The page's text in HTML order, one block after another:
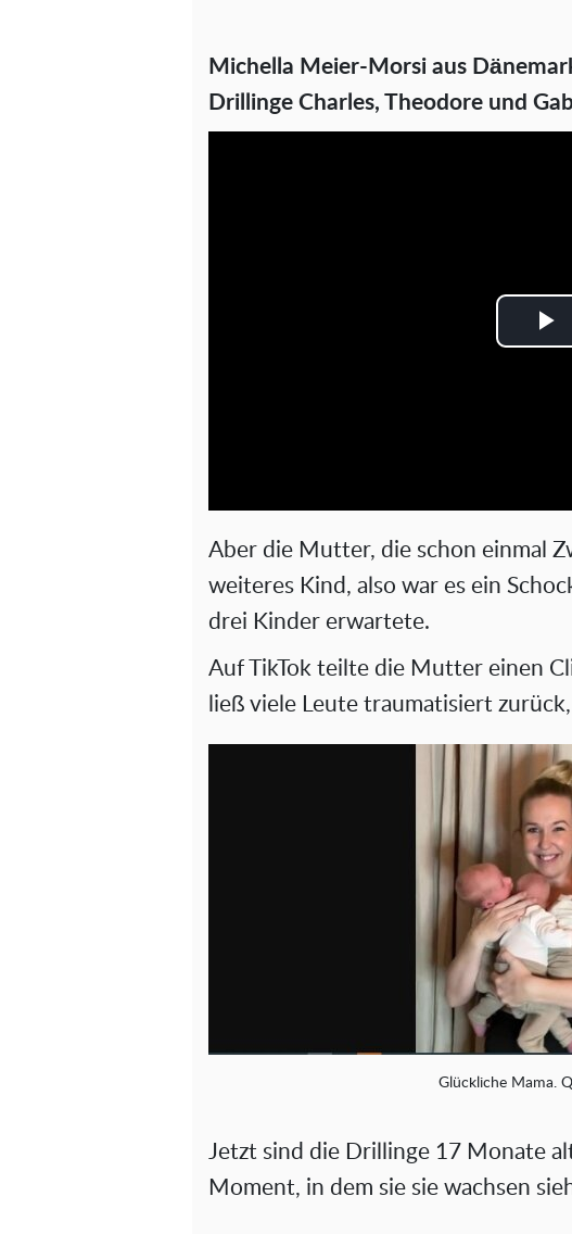
Michella Meier-Morsi aus
Drillinge Charles, Theodore und
P
V
i
e
o
Aber die Mutter, die schon einmal
weiteres Kind, also war es ein
drei Kinder erwartete.
Auf TikTok teilte die Mutter einen
ließ viele Leute traumatisiert
Glückliche Mama.
Jetzt sind die Drillinge 17 Monate
Moment, in dem sie sie wachsen